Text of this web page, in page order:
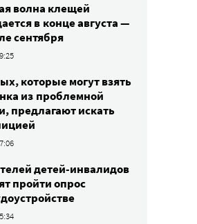
волна клещей
в конце августа —
сентября
которые могут взять
из проблемной
предлагают искать
детей-инвалидов
пройти опрос